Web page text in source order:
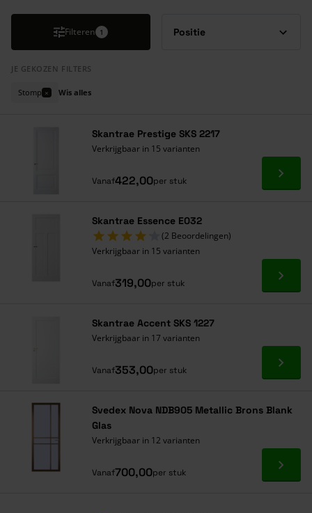
Filteren 1
JE GEKOZEN FILTERS
Stomp × Wis alles
Skantrae Prestige SKS 2217
Verkrijgbaar in 15 varianten
Vanaf422,00per stuk Ga
Skantrae Essence E032
(2 Beoordelingen)
Verkrijgbaar in 15 varianten
Vanaf319,00per stuk Ga
Skantrae Accent SKS 1227
Verkrijgbaar in 17 varianten
Vanaf353,00per stuk Ga
Svedex Nova NDB905 Metallic Brons Blank
Glas
Verkrijgbaar in 12 varianten
Vanaf700,00per stuk Ga